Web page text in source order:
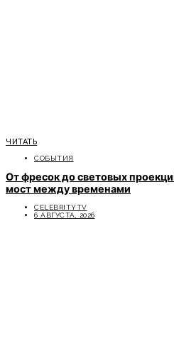
ЧИТАТЬ
СОБЫТИЯ
От фресок до световых
мост между временами
CELEBRITYTV
6 АВГУСТА, 2026